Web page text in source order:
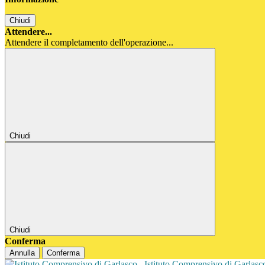
Chiudi
Attendere...
Attendere il completamento dell'operazione...
Chiudi
Chiudi
Conferma
Annulla Conferma